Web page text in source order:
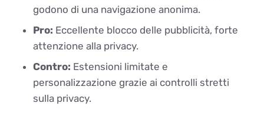
godono di una navigazione anonima.
Pro: Eccellente blocco delle pubblicità, forte
attenzione alla privacy.
Contro: Estensioni limitate e
personalizzazione grazie ai controlli stretti
sulla privacy.